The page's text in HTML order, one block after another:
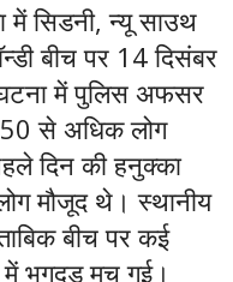
में सिडनी, न्यू साउथ
बीच पर 14 दिसंबर
घटना में पुलिस अफसर
50 से अधिक लोग
दिन की हनुक्का
मौजूद थे। स्थानीय
बीच पर कई
में भगदड़ मच गई।